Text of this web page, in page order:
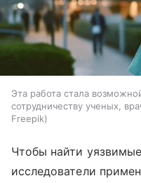
Эта работа стала
сотрудничеству ученых,
Freepik
Чтобы найти
исследователи